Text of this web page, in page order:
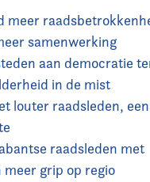
meer
samenwerking
aan democratie
in de mist
louter raadsleden,
raadsleden met
grip op regio